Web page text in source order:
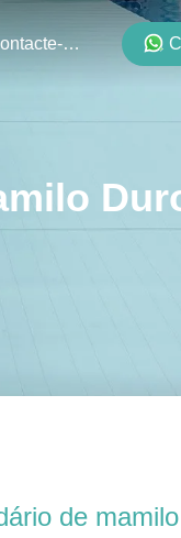
Contacte-Nos
de